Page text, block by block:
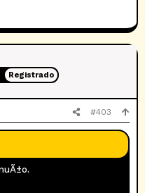
Registrado
#403